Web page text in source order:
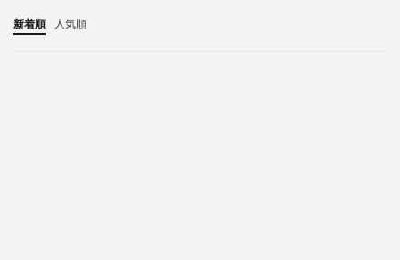
新着順 人気順